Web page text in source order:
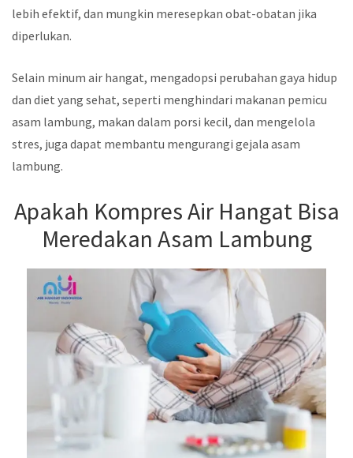
lebih efektif, dan mungkin meresepkan obat-obatan jika
diperlukan.
Selain minum air hangat, mengadopsi perubahan gaya hidup
dan diet yang sehat, seperti menghindari makanan pemicu
asam lambung, makan dalam porsi kecil, dan mengelola
stres, juga dapat membantu mengurangi gejala asam
lambung.
Apakah Kompres Air Hangat Bisa
Meredakan Asam Lambung